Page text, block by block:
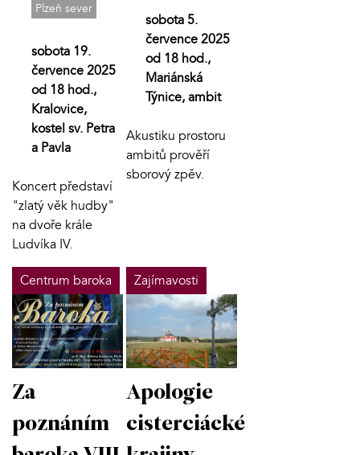
Plzeň sever
sobota 19.
července 2025
od 18 hod.,
Kralovice,
kostel sv. Petra
a Pavla
Koncert představí
"zlatý věk hudby"
na dvoře krále
Ludvíka IV.
sobota 5.
července 2025
od 18 hod.,
Mariánská
Týnice, ambit
Akustiku prostoru
ambitů prověří
sborový zpěv.
Centrum baroka
Za
poznáním
Zajímavosti
Apologie
cisterciácké